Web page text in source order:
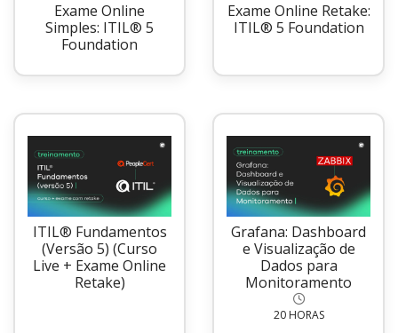
Exame Online
Simples: ITIL® 5
Foundation
Exame Online Retake:
ITIL® 5 Foundation
ITIL® Fundamentos
(Versão 5) (Curso
Live + Exame Online
Retake)
Grafana: Dashboard
e Visualização de
Dados para
Monitoramento
20 HORAS